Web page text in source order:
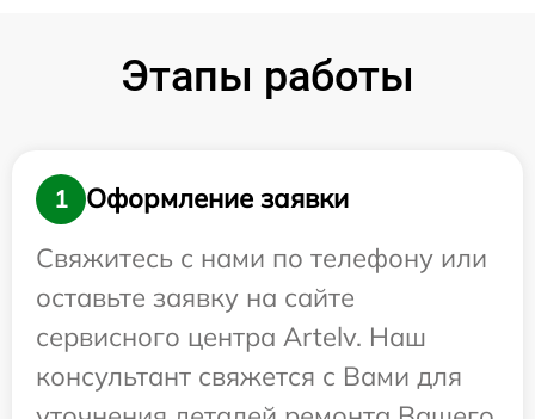
Этапы работы
1
Оформление заявки
Свяжитесь с нами по телефону или
оставьте заявку на сайте
сервисного центра Artelv. Наш
консультант свяжется с Вами для